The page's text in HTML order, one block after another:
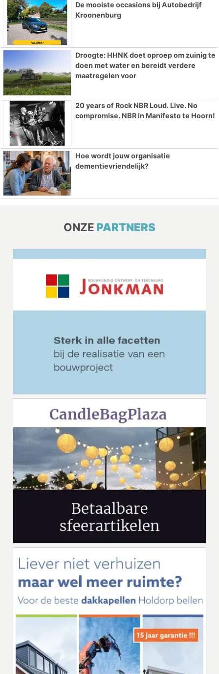
De mooiste occasions bij Autobedrijf
Kroonenburg
Droogte: HHNK doet oproep om zuinig te
doen met water en bereidt verdere
maatregelen voor
20 years of Rock NBR Loud. Live. No
compromise. NBR in Manifesto te Hoorn!
Hoe wordt jouw organisatie
dementievriendelijk?
ONZE PARTNERS